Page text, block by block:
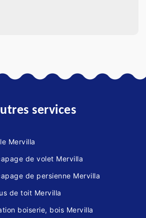
services
Mervilla
de volet Mervilla
de persienne Mervilla
de toit Mervilla
boiserie, bois Mervilla